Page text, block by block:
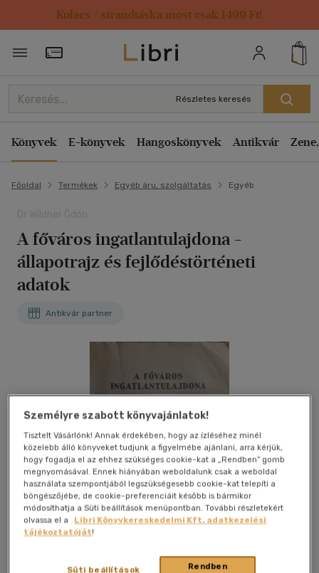
Kulacs / strandtáska most csak 1499 Ft!
Törzsvásárlói Kártya adatai
Részletes keresés
Könyvek E-könyvek Hangoskönyvek Antikvár
Főoldal Termékek Egyéb áru, szolgáltatás Egyéb
A főváros ingatlantulajdona -
állapotrajz és fejlődéstörténeti
adatok
Antikvár partner
Személyre szabott könyvajánlatok!
Tisztelt Vásárlónk! Annak érdekében, hogy az ízléséhez minél
közelebb álló könyveket tudjunk a figyelmébe ajánlani, arra kérjük,
hogy fogadja el az ehhez szükséges cookie-kat a „Rendben” gomb
megnyomásával. Ennek hiányában weboldalunk csak a weboldal
használata szempontjából legszükségesebb cookie-kat telepíti a
böngészőjébe, de cookie-preferenciáit később is bármikor
módosíthatja a Süti beállítások menüpontban. További részletekért
olvassa el a
Libri Könyvkereskedelmi Kft. adatkezelési
tájékoztatóját!
Rendben
Süti beállítások